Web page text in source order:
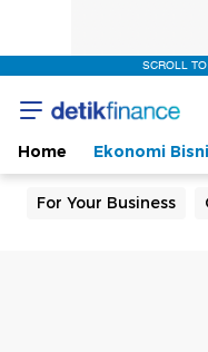
SCROLL
Home Ekonomi
For Your Business